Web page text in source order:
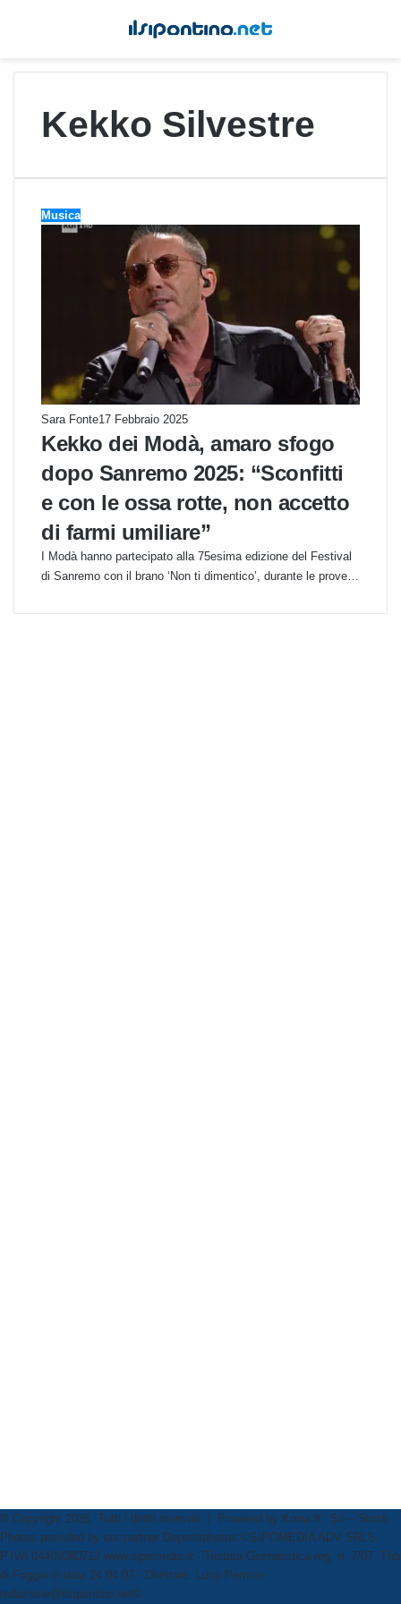
Kekko Silvestre
Musica
Sara Fonte17 Febbraio 2025
Kekko dei Modà, amaro sfogo
dopo Sanremo 2025: “Sconfitti
e con le ossa rotte, non accetto
di farmi umiliare”
I Modà hanno partecipato alla 75esima edizione del Festival
di Sanremo con il brano ‘Non ti dimentico’, durante le prove…
© Copyright 2026, Tutti i diritti riservati | Powered by Know K. Srl -- Stock
Photos provided by our partner Depositphotos ©SIPOMEDIA ADV SRLS
P.IVA 04409080712 www.sipomedia.it - Testata Giornalistica reg. n. 7/07, Trib
di Foggia in data 24.04.07 - Direttore: Luca Pernice
redazione@ilsipontino.net©